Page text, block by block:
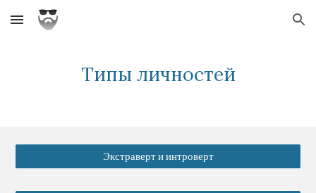
Skip to main content Skip to navigation
Типы личностей
Экстраверт и интроверт